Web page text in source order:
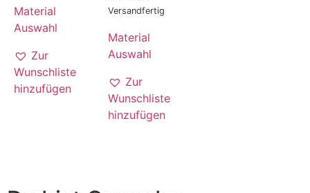
Material
Auswahl
Zur
Wunschliste
hinzufügen
Versandfertig
Material
Auswahl
Zur
Wunschliste
hinzufügen